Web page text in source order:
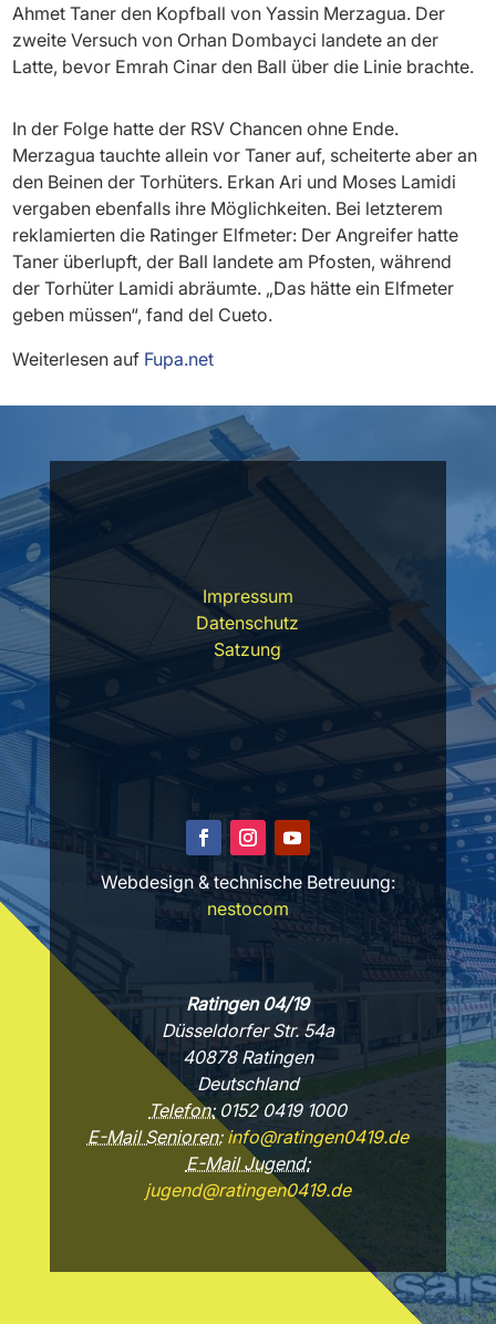
Ahmet Taner den Kopfball von Yassin Merzagua. Der
zweite Versuch von Orhan Dombayci landete an der
Latte, bevor Emrah Cinar den Ball über die Linie brachte.
In der Folge hatte der RSV Chancen ohne Ende.
Merzagua tauchte allein vor Taner auf, scheiterte aber an
den Beinen der Torhüters. Erkan Ari und Moses Lamidi
vergaben ebenfalls ihre Möglichkeiten. Bei letzterem
reklamierten die Ratinger Elfmeter: Der Angreifer hatte
Taner überlupft, der Ball landete am Pfosten, während
der Torhüter Lamidi abräumte. „Das hätte ein Elfmeter
geben müssen“, fand del Cueto.
Weiterlesen auf Fupa.net
Impressum
Datenschutz
Satzung
Webdesign & technische Betreuung:
nestocom
Ratingen 04/19
Düsseldorfer Str. 54a
40878 Ratingen
Deutschland
Telefon:0152 0419 1000
E-Mail Senioren:info@ratingen0419.de
E-Mail Jugend:
jugend@ratingen0419.de